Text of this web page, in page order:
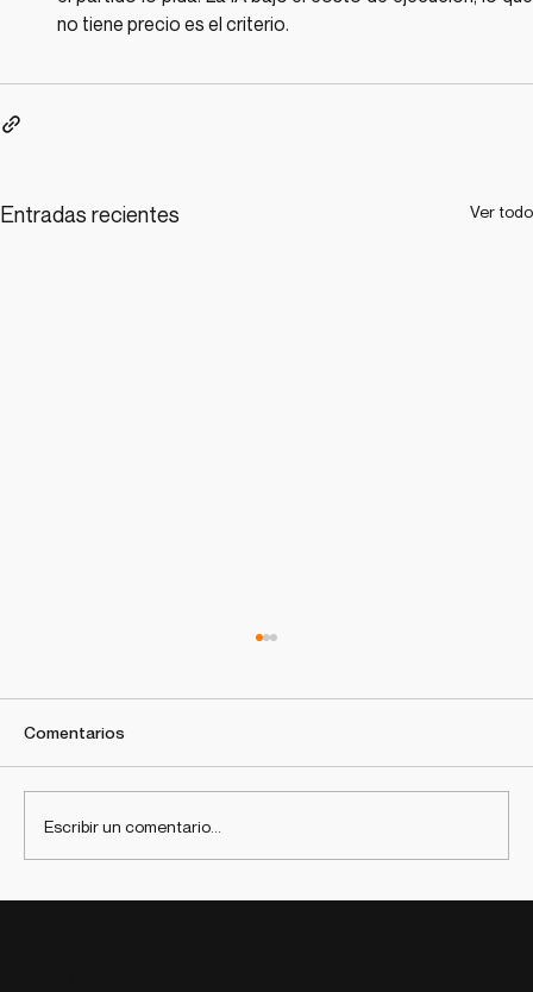
no tiene precio es el criterio.
Entradas recientes Ver todo
Comentarios
Escribir un comentario...